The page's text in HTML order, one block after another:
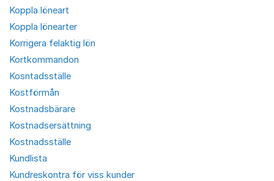
Koppla löneart
Koppla lönearter
Korrigera felaktig lön
Kortkommandon
Kosntadsställe
Kostförmån
Kostnadsbärare
Kostnadsersättning
Kostnadsställe
Kundlista
Kundreskontra för viss kunder